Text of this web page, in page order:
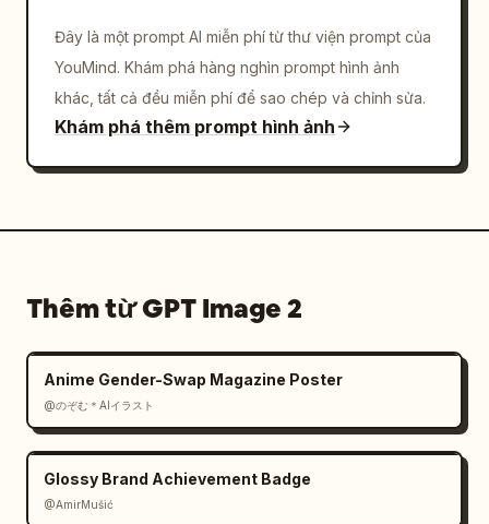
Đây là một prompt AI miễn phí từ thư viện prompt của
YouMind. Khám phá hàng nghìn prompt hình ảnh
khác, tất cả đều miễn phí để sao chép và chỉnh sửa.
Khám phá thêm prompt hình ảnh
Thêm từ GPT Image 2
Anime Gender-Swap Magazine Poster
@のぞむ＊AIイラスト
Glossy Brand Achievement Badge
@AmirMušić